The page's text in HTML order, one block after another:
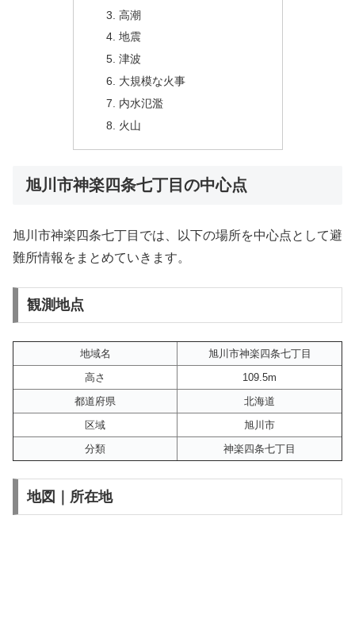
高潮
地震
津波
大規模な火事
内水氾濫
火山
旭川市神楽四条七丁目の中心点
旭川市神楽四条七丁目では、以下の場所を中心点として避
難所情報をまとめていきます。
観測地点
地域名
旭川市神楽四条七丁目
高さ
109.5m
都道府県
北海道
区域
旭川市
分類
神楽四条七丁目
地図｜所在地